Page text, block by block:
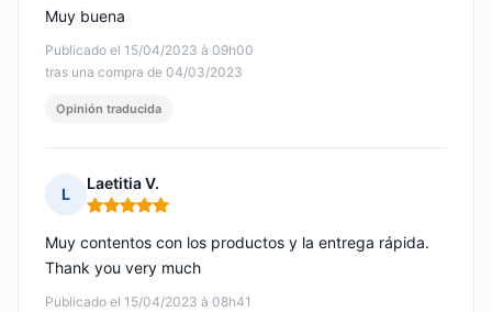
Publicado el 15/04/2023 à 09h00
tras una compra de 04/03/2023
Muy buena
Opinión traducida
L
Laetitia V.
Nota: 5 de 5
Publicado el 15/04/2023 à 08h41
Muy contentos con los productos y la entrega rápida.
Thank you very much